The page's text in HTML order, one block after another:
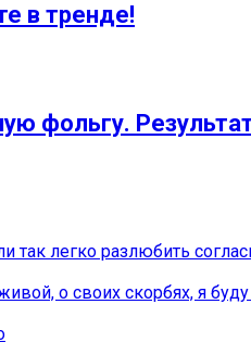
в тренде!
фольгу.
так легко разлюбить
о своих скорбях, я